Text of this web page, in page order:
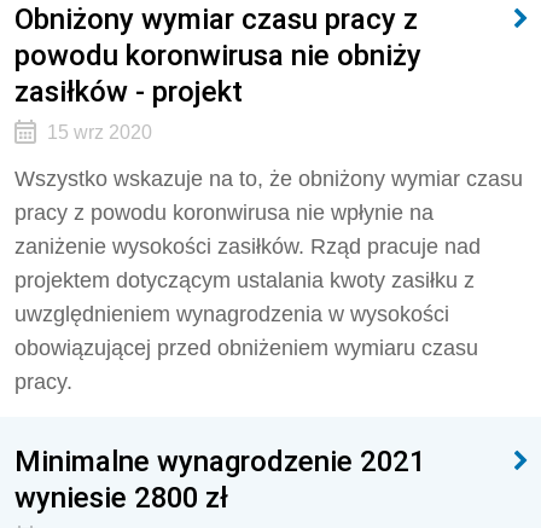
Obniżony wymiar czasu pracy z
powodu koronwirusa nie obniży
zasiłków - projekt
15 wrz 2020
Wszystko wskazuje na to, że obniżony wymiar czasu
pracy z powodu koronwirusa nie wpłynie na
zaniżenie wysokości zasiłków. Rząd pracuje nad
projektem dotyczącym ustalania kwoty zasiłku z
uwzględnieniem wynagrodzenia w wysokości
obowiązującej przed obniżeniem wymiaru czasu
pracy.
Minimalne wynagrodzenie 2021
wyniesie 2800 zł